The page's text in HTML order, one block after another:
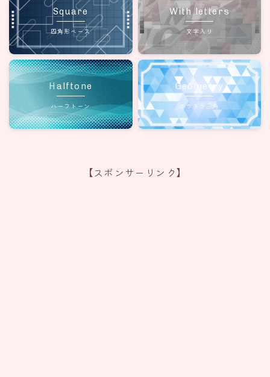
四角形ベース
Square
文字入り
With letters
ハーフトーン
Halftone
キラキラ三角
Geometry
【スポンサーリンク】